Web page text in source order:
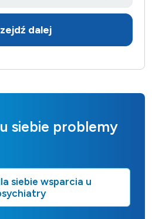
dalej
siebie problemy
siebie wsparcia u